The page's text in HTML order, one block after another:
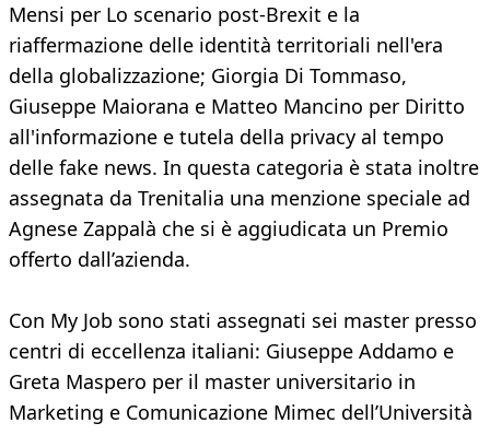
Mensi per Lo scenario post-Brexit e la
riaffermazione delle identità territoriali nell'era
della globalizzazione; Giorgia Di Tommaso,
Giuseppe Maiorana e Matteo Mancino per Diritto
all'informazione e tutela della privacy al tempo
delle fake news. In questa categoria è stata inoltre
assegnata da Trenitalia una menzione speciale ad
Agnese Zappalà che si è aggiudicata un Premio
offerto dall’azienda.
Con My Job sono stati assegnati sei master presso
centri di eccellenza italiani: Giuseppe Addamo e
Greta Maspero per il master universitario in
Marketing e Comunicazione Mimec dell’Università